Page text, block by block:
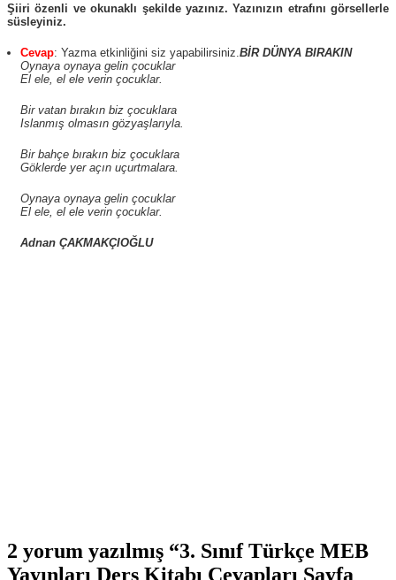
Şiiri özenli ve okunaklı şekilde yazınız. Yazınızın etrafını görsellerle
süsleyiniz.
Cevap: Yazma etkinliğini siz yapabilirsiniz. BİR DÜNYA BIRAKIN
Oynaya oynaya gelin çocuklar
El ele, el ele verin çocuklar.
Bir vatan bırakın biz çocuklara
Islanmış olmasın gözyaşlarıyla.
Bir bahçe bırakın biz çocuklara
Göklerde yer açın uçurtmalara.
Oynaya oynaya gelin çocuklar
El ele, el ele verin çocuklar.
Adnan ÇAKMAKÇIOĞLU
2 yorum yazılmış “3. Sınıf Türkçe MEB
Yayınları Ders Kitabı Cevapları Sayfa